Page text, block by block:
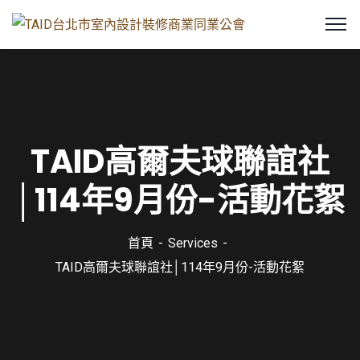
TAID高爾夫球聯誼社
│114年9月份-活動花絮
首頁
Services
TAID高爾夫球聯誼社│114年9月份-活動花絮